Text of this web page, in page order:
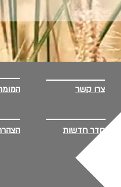
צרו קשר
חדר חדשות